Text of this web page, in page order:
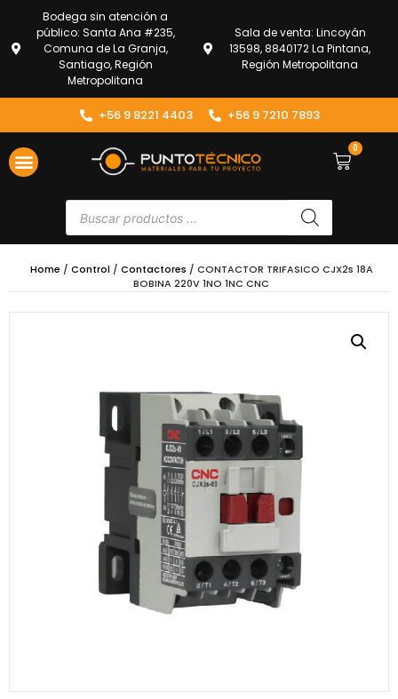
Bodega sin atención a
público: Santa Ana #235,
Comuna de La Granja,
Santiago, Región
Metropolitana
Sala de venta: Lincoyán
13598, 8840172 La Pintana,
Región Metropolitana
+56 9 8221 4403 +56 9 7210 7893
0
Home / Control / Contactores / CONTACTOR TRIFASICO CJX2s 18A
BOBINA 220V 1NO 1NC CNC